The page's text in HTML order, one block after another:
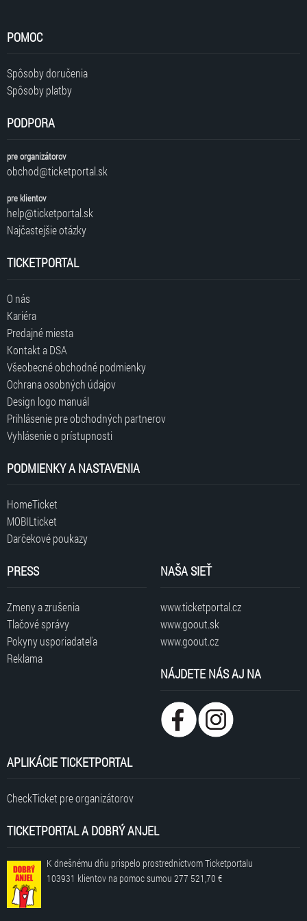
POMOC
Spôsoby doručenia
Spôsoby platby
PODPORA
pre organizátorov
obchod@ticketportal.sk
pre klientov
help@ticketportal.sk
Najčastejšie otázky
TICKETPORTAL
O nás
Kariéra
Predajné miesta
Kontakt a DSA
Všeobecné obchodné podmienky
Ochrana osobných údajov
Design logo manuál
Prihlásenie pre obchodných partnerov
Vyhlásenie o prístupnosti
PODMIENKY A NASTAVENIA
HomeTicket
MOBILticket
Darčekové poukazy
PRESS
Zmeny a zrušenia
Tlačové správy
Pokyny usporiadateľa
Reklama
NAŠA SIEŤ
www.ticketportal.cz
www.goout.sk
www.goout.cz
NÁJDETE NÁS AJ NA
APLIKÁCIE TICKETPORTAL
CheckTicket pre organizátorov
TICKETPORTAL A DOBRÝ ANJEL
K dnešnému dňu prispelo prostredníctvom Ticketportalu
103931 klientov na pomoc sumou 277 521,70 €